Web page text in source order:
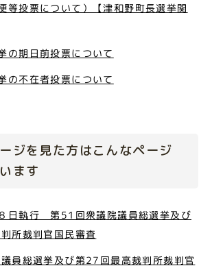
等投票について）【津和野町長選挙関
の期日前投票について
の不在者投票について
ジを見た方はこんなページ
ます
日執行 第51回衆議院議員総選挙及び
所裁判官国民審査
員総選挙及び第27回最高裁判所裁判官